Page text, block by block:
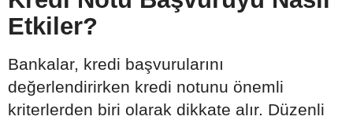
Etkiler?
Bankalar, kredi başvurularını
değerlendirirken kredi notunu önemli
kriterlerden biri olarak dikkate alır. Düzenli